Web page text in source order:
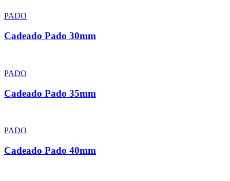
PADO
Cadeado Pado 30mm
PADO
Cadeado Pado 35mm
PADO
Cadeado Pado 40mm